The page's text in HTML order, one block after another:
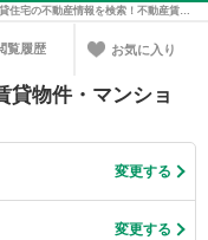
湖南市岩根中央（滋賀県）の賃貸マンション・賃貸アパート・賃貸住宅の不動産情報を検索！不動産賃貸の物件探しは、お部屋探しのエイブル
覧履歴 お気に入り
貸物件・マンショ
変更する
変更する